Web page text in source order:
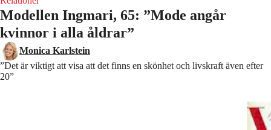
Modellen Ingmari, 65: ”Mode angår
kvinnor i alla åldrar”
Monica Karlstein
”Det är viktigt att visa att det finns en skönhet och livskraft även efter
20”